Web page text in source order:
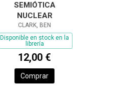
SEMIÓTICA
NUCLEAR
CLARK, BEN
Disponible en stock en la
librería
12,00 €
Comprar